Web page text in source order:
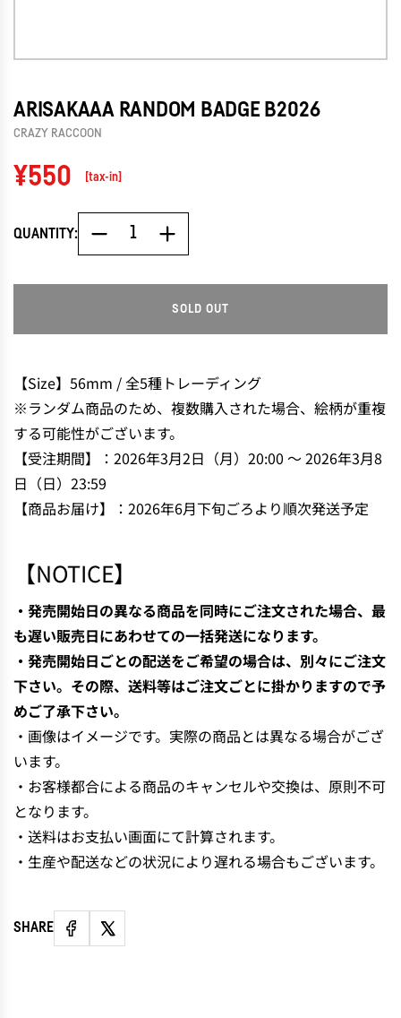
ARISAKAAA RANDOM BADGE B2026
CRAZY RACCOON
Regular
¥550 [tax-in]
QUANTITY:
SOLD OUT
O
N
.
【Size】56mm / 全5種トレーディング
※ランダム商品のため、複数購入された場合、絵柄が重複
する可能性がございます。
【受注期間】：2026年3月2日（月）20:00 〜 2026年3月8
日（日）23:59
【商品お届け】：2026年6月下旬ごろより順次発送予定
【NOTICE】
・発売開始日の異なる商品を同時にご注文された場合、最
も遅い販売日にあわせての一括発送になります。
・発売開始日ごとの配送をご希望の場合は、別々にご注文
下さい。その際、送料等はご注文ごとに掛かりますので予
めご了承下さい。
・画像はイメージです。実際の商品とは異なる場合がござ
います。
・お客様都合による商品のキャンセルや交換は、原則不可
となります。
・送料はお支払い画面にて計算されます。
・生産や配送などの状況により遅れる場合もございます。
SHARE